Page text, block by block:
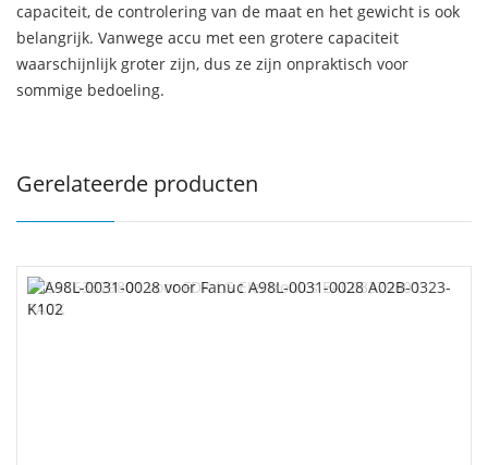
capaciteit, de controlering van de maat en het gewicht is ook
belangrijk. Vanwege accu met een grotere capaciteit
waarschijnlijk groter zijn, dus ze zijn onpraktisch voor
sommige bedoeling.
Gerelateerde producten